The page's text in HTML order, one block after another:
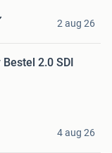
2 aug 26
2.0 SDI
4 aug 26